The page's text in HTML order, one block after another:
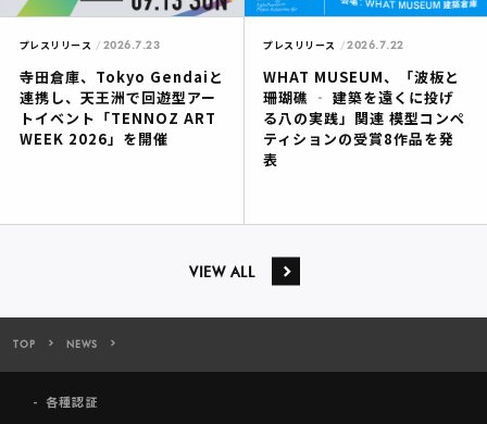
プレスリリース 2026.7.23
寺田倉庫、Tokyo Gendaiと
連携し、天王洲で回遊型アー
トイベント「TENNOZ ART
WEEK 2026」を開催
プレスリリース 2026.7.22
WHAT MUSEUM、「波板と
珊瑚礁 ‐ 建築を遠くに投げ
る八の実践」関連 模型コンペ
ティションの受賞8作品を発
表
VIEW ALL
TOP NEWS
各種認証